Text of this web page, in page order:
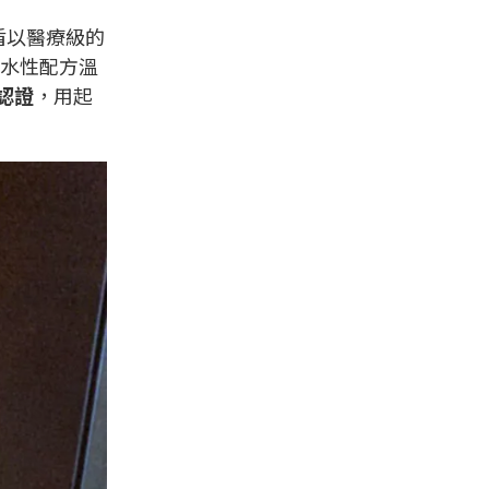
醫療級的
性配方溫
證 ，用起